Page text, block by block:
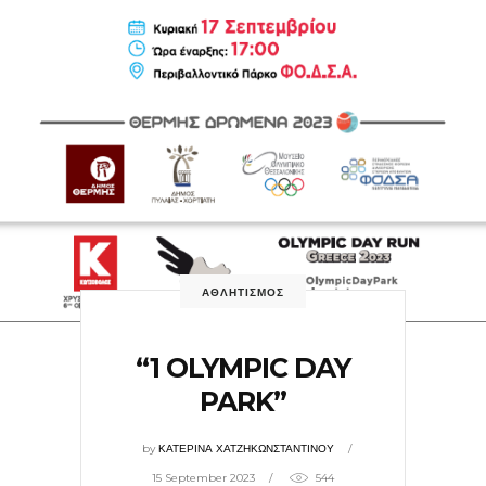
ΑΘΛΗΤΙΣΜΟΣ
“1 OLYMPIC DAY
PARK”
byΚΑΤΕΡΙΝΑ ΧΑΤΖΗΚΩΝΣΤΑΝΤΙΝΟΥ
15 September 2023 544